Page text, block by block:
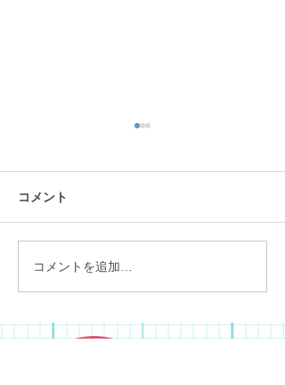
今年も一年間ありがとう
ございました
コメント
コメントを追加…